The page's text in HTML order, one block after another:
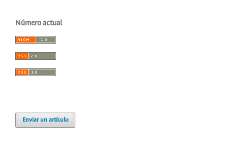
Número actual
Enviar un artículo